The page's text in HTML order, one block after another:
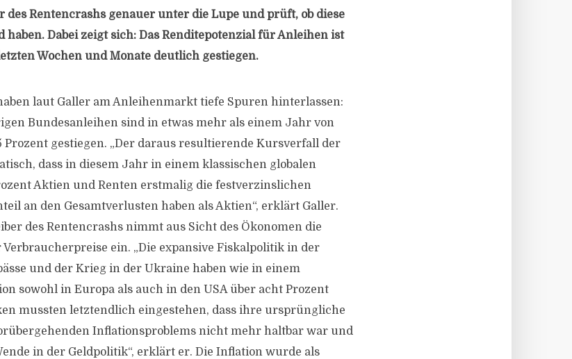
Rentencrashs genauer unter die Lupe und prüft, ob diese
haben. Dabei zeigt sich: Das Renditepotenzial für Anleihen ist
Wochen und Monate deutlich gestiegen.
laut Galler am Anleihenmarkt tiefe Spuren hinterlassen:
Bundesanleihen sind in etwas mehr als einem Jahr von
Prozent gestiegen. „Der daraus resultierende Kursverfall der
dass in diesem Jahr in einem klassischen globalen
Aktien und Renten erstmalig die festverzinslichen
an den Gesamtverlusten haben als Aktien“, erklärt Galler.
des Rentencrashs nimmt aus Sicht des Ökonomen die
ein. „Die expansive Fiskalpolitik in der
und der Krieg in der Ukraine haben wie in einem
sowohl in Europa als auch in den USA über acht Prozent
mussten letztendlich eingestehen, dass ihre ursprüngliche
Inflationsproblems nicht mehr haltbar war und
in der Geldpolitik“, erklärt er. Die Inflation wurde als